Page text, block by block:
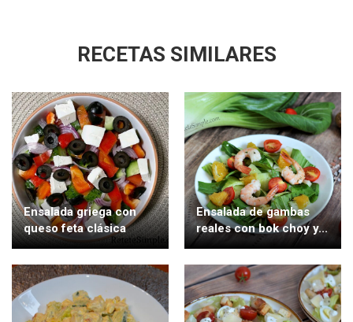
RECETAS SIMILARES
Ensalada griega con
queso feta clásica
Ensalada de gambas
reales con bok choy y...